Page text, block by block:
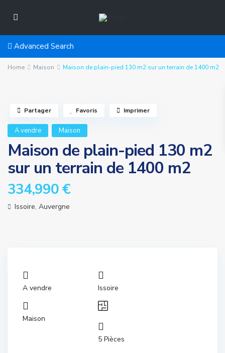
Advanced Search
Home Maison Maison de plain-pied 130 m2 sur un terrain de 1400 m2
A vendre Maison
Maison de plain-pied 130 m2
sur un terrain de 1400 m2
334,990 €
Issoire, Auvergne
Partager Favoris Imprimer
A vendre Issoire
Maison
5 Pièces